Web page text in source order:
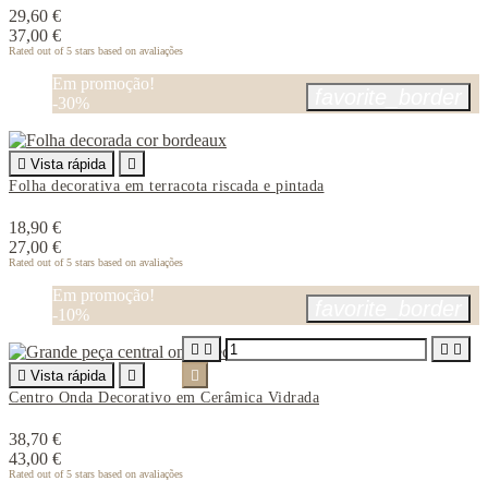
29,60 €
37,00 €
Rated out of 5 stars based on avaliações
Em promoção!
-30%
 Vista rápida

Folha decorativa em terracota riscada e pintada
18,90 €
27,00 €
Rated out of 5 stars based on avaliações
Em promoção!
-10%
 Vista rápida

Centro Onda Decorativo em Cerâmica Vidrada
38,70 €
43,00 €
Rated out of 5 stars based on avaliações
   
